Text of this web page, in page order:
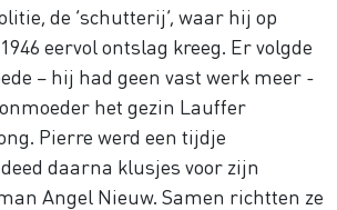
de ‘schutterij’, waar hij op
eervol ontslag kreeg. Er volgde
– hij had geen vast werk meer -
het gezin Lauffer
Pierre werd een tijdje
daarna klusjes voor zijn
Angel Nieuw. Samen richtten ze